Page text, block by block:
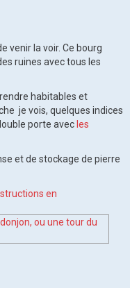
venir la voir. Ce bourg
ruines avec tous les
habitables et
je vois, quelques indices
porte avec les
et de stockage de pierre
en